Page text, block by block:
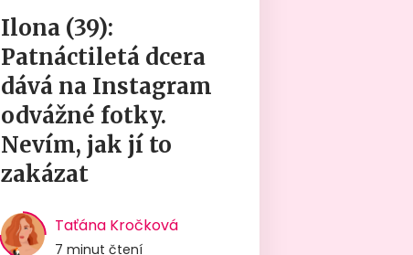
Ilona (39):
Patnáctiletá dcera
dává na Instagram
odvážné fotky.
Nevím, jak jí to
zakázat
Taťána Kročková
7 minut čtení